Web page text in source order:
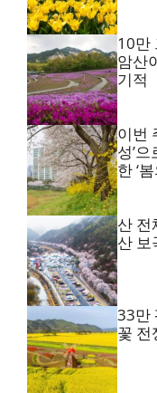
10만
암산
기적
이번
성’
한 ‘
산 전
산 보
33만
꽃 전